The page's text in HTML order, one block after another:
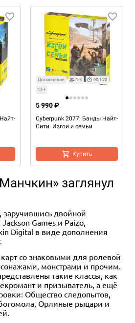
Дополнение 1-5
90-120
13+
Cyberpunk 2077: Банды Найт-
Сити. Изгои и семьи
5 990 ₽
Купить
заглянул
двойной
Games и Paizo,
Digital в виде дополнения
со знаковыми для ролевой
монстрами и прочим.
такие классы, как
и призыватель, а ещё
Общество следопытов,
Орлиные рыцари и